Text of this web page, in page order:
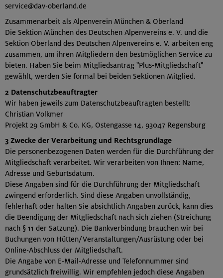
service@dav-oberland.de
Zusammenarbeit als Alpenverein München & Oberland
Die Sektion München des Deutschen Alpenvereins e. V. und die
Sektion Oberland des Deutschen Alpenvereins e. V. arbeiten eng
zusammen, um ihren Mitgliedern den bestmöglichen Service zu
bieten. Haben Sie beim Mitgliedsantrag "Plus-Mitgliedschaft"
gewählt, werden Sie formal bei beiden Sektionen Mitglied.
2 Datenschutzbeauftragter
Wir haben jeweils zum Datenschutzbeauftragten bestellt:
Christian Volkmer
Projekt 29 GmbH & Co. KG, Ostengasse 14, 93047 Regensburg
3 Zwecke der Verarbeitung und Rechtsgrundlage
Die personenbezogenen Daten werden für die Durchführung der
Mitgliedschaft verarbeitet. Wir verarbeiten von Ihnen: Name,
Adresse und Geburtsdatum.
Diese Angaben sind für die Durchführung der Mitgliedschaft
zwingend erforderlich. Sind diese Angaben unvollständig,
fehlerhaft oder halten Sie absichtlich Angaben zurück, kann dies
die Beendigung der Mitgliedschaft nach sich ziehen (Streichung
nach § 11 der Satzung). Die Bankverbindung brauchen wir bei
Buchungen von Hütten/Veranstaltungen/Ausrüstung oder bei
Online-Abschluss der Mitgliedschaft.
Die Angabe von E-Mail-Adresse und Telefonnummer sind
grundsätzlich freiwillig. Wir empfehlen jedoch diese Angaben